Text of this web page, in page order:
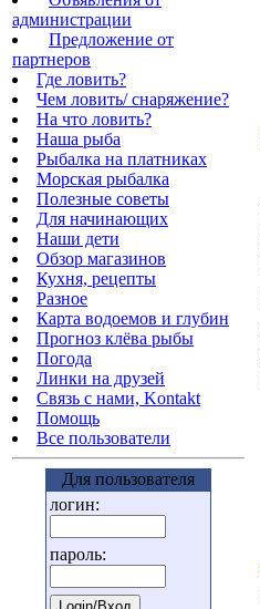
администрации
Предложение от
партнеров
Где ловить?
Чем ловить/ снаряжение?
На что ловить?
Наша рыба
Рыбалка на платниках
Морская рыбалка
Полезные советы
Для начинающих
Наши дети
Обзор магазинов
Кухня, рецепты
Разное
Карта водоемов и глубин
Прогноз клёва рыбы
Погода
Линки на друзей
Связь с нами, Kontakt
Помощь
Все пользователи
Для пользователя
логин:
пароль: